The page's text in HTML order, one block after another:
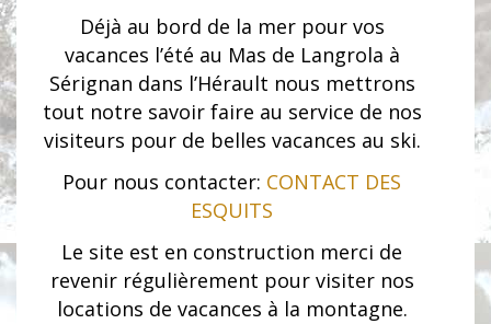
Déjà au bord de la mer pour vos
vacances l’été au Mas de Langrola à
Sérignan dans l’Hérault nous mettrons
tout notre savoir faire au service de nos
visiteurs pour de belles vacances au ski.
Pour nous contacter: CONTACT DES
ESQUITS
Le site est en construction merci de
revenir régulièrement pour visiter nos
locations de vacances à la montagne.